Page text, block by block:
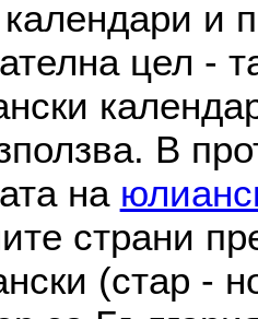
календари и
цел -
В
на
страни
(стар -